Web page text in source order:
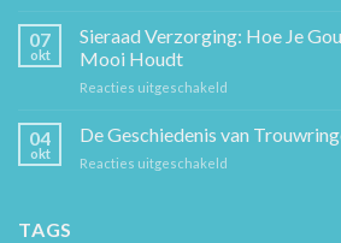
Sierkunst
en
Cadeaugids:
De
Hem
07
okt
Sieraad Verzorging: Hoe Je
Mooi Houdt
Reacties uitgeschakeld
Verzorging:
Hoe
04
okt
De Geschiedenis van
Reacties uitgeschakeld
TAGS